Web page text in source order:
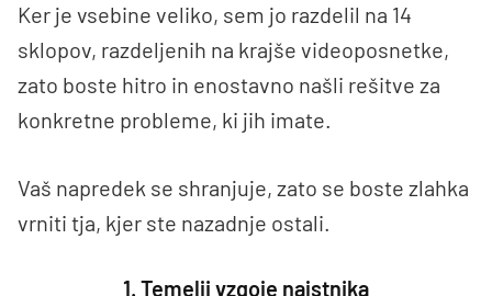
Ker je vsebine veliko, sem jo razdelil na 14
sklopov, razdeljenih na krajše videoposnetke,
zato boste hitro in enostavno našli rešitve za
konkretne probleme, ki jih imate.
Vaš napredek se shranjuje, zato se boste zlahka
vrniti tja, kjer ste nazadnje ostali.
1. Temelji vzgoje najstnika